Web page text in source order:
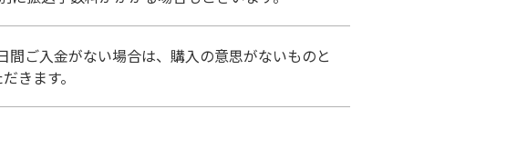
間ご入金がない場合は、購入の意思がないものと
きます。